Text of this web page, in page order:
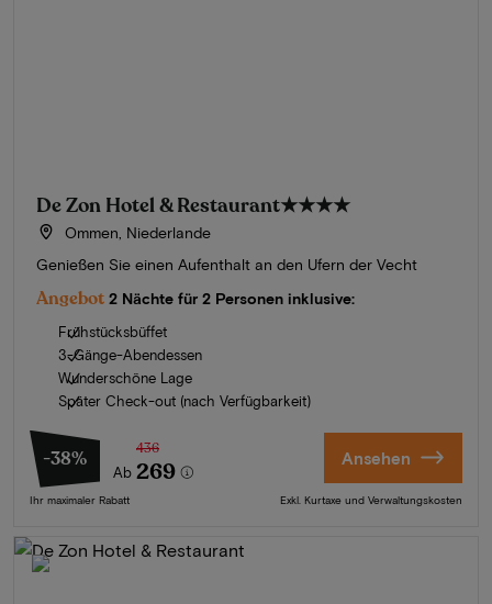
De Zon Hotel & Restaurant★★★★
Ommen, Niederlande
Genießen Sie einen Aufenthalt an den Ufern der Vecht
Angebot 2 Nächte für 2 Personen inklusive:
Frühstücksbüffet
3-Gänge-Abendessen
Wunderschöne Lage
Später Check-out (nach Verfügbarkeit)
-38%
Ab
436
269
Ihr maximaler Rabatt
Ansehen
Exkl. Kurtaxe und Verwaltungskosten